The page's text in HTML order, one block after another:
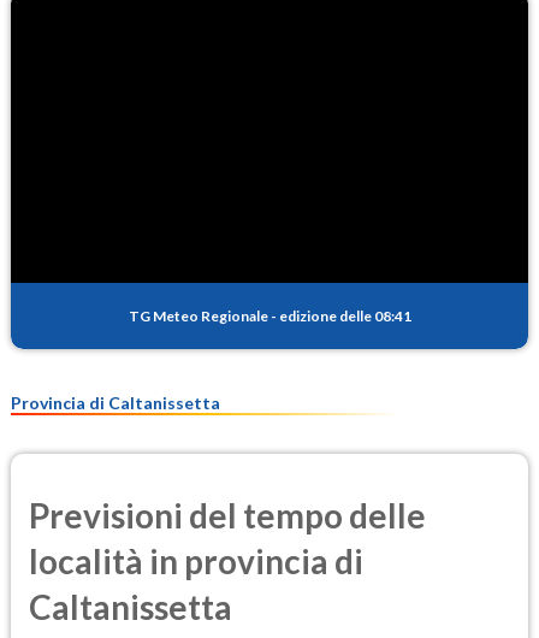
TG Meteo Regionale - edizione delle 08:41
Provincia di Caltanissetta
Previsioni del tempo delle
località in provincia di
Caltanissetta